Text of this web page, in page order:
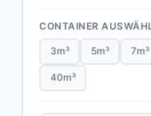
CONTAINER
3m³ 5m³ 7m³
40m³